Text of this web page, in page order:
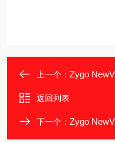
上一个： Zygo NewView
返回列表
下一个： Zygo NewView